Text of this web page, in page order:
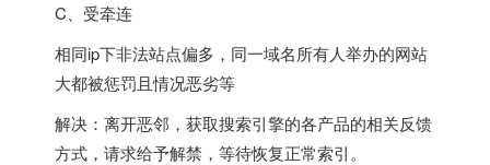
C、受牵连
相同ip下非法站点偏多，同一域名所有人举办的网站
大都被惩罚且情况恶劣等
解决：离开恶邻，获取搜索引擎的各产品的相关反馈
方式，请求给予解禁，等待恢复正常索引。